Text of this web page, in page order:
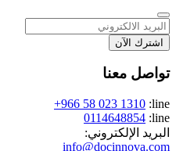
اشترك الآن
تواصل معنا
line:
+966 58 023 1310
line:
0114648854
البريد الإلكتروني:
info@docinnova.com